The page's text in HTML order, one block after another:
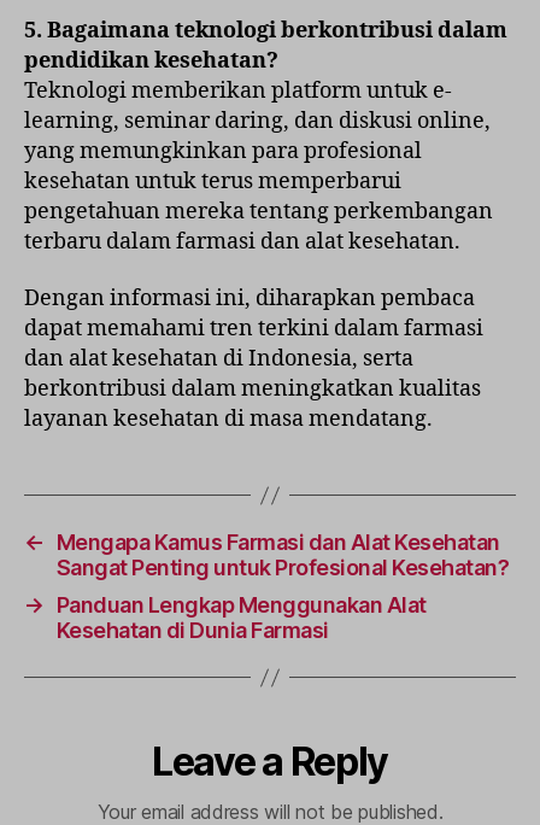
5. Bagaimana teknologi berkontribusi dalam
pendidikan kesehatan?
Teknologi memberikan platform untuk e-
learning, seminar daring, dan diskusi online,
yang memungkinkan para profesional
kesehatan untuk terus memperbarui
pengetahuan mereka tentang perkembangan
terbaru dalam farmasi dan alat kesehatan.
Dengan informasi ini, diharapkan pembaca
dapat memahami tren terkini dalam farmasi
dan alat kesehatan di Indonesia, serta
berkontribusi dalam meningkatkan kualitas
layanan kesehatan di masa mendatang.
←
Mengapa Kamus Farmasi dan Alat Kesehatan
Sangat Penting untuk Profesional Kesehatan?
→
Panduan Lengkap Menggunakan Alat
Kesehatan di Dunia Farmasi
Leave a Reply
Your email address will not be published.